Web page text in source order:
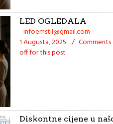
LED OGLEDALA
- infoemstil@gmail.com
1 Augusta, 2025 / Comments
off for this post
Diskontne cijene u